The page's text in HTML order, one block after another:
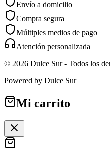
Envío a domicilio
Compra segura
Múltiples medios de pago
Atención personalizada
© 2026 Dulce Sur- Todos los
Powered by Dulce Sur
Mi carrito